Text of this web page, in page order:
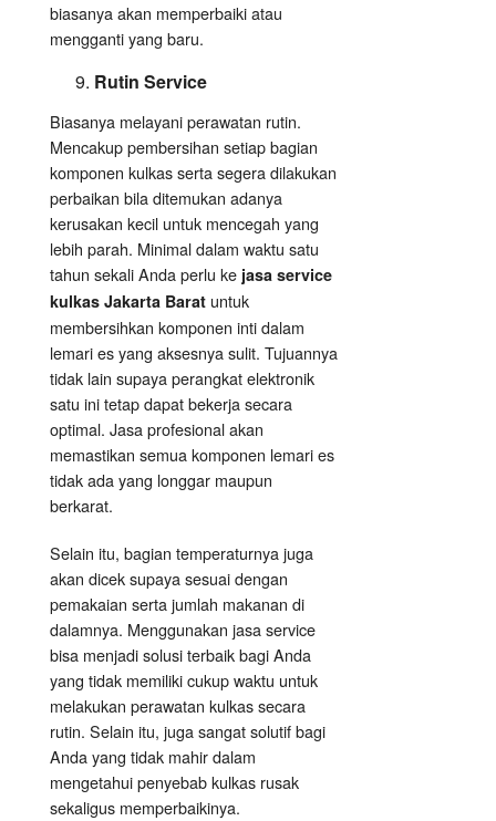
biasanya akan memperbaiki atau
mengganti yang baru.
Rutin Service
Biasanya melayani perawatan rutin.
Mencakup pembersihan setiap bagian
komponen kulkas serta segera dilakukan
perbaikan bila ditemukan adanya
kerusakan kecil untuk mencegah yang
lebih parah. Minimal dalam waktu satu
tahun sekali Anda perlu ke jasa service
kulkas Jakarta Barat untuk
membersihkan komponen inti dalam
lemari es yang aksesnya sulit. Tujuannya
tidak lain supaya perangkat elektronik
satu ini tetap dapat bekerja secara
optimal. Jasa profesional akan
memastikan semua komponen lemari es
tidak ada yang longgar maupun
berkarat.
Selain itu, bagian temperaturnya juga
akan dicek supaya sesuai dengan
pemakaian serta jumlah makanan di
dalamnya. Menggunakan jasa service
bisa menjadi solusi terbaik bagi Anda
yang tidak memiliki cukup waktu untuk
melakukan perawatan kulkas secara
rutin. Selain itu, juga sangat solutif bagi
Anda yang tidak mahir dalam
mengetahui penyebab kulkas rusak
sekaligus memperbaikinya.